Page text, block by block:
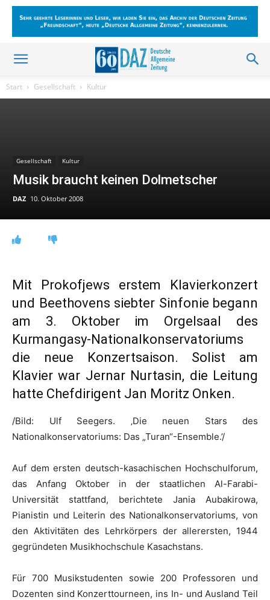
Start Gesellschaft Kultur
Gesellschaft Kultur
Musik braucht keinen Dolmetscher
DAZ 10. Oktober 2008
Mit Prokofjews erstem Klavierkonzert
und Beethovens siebter Sinfonie begann
am 3. Oktober im Orgelsaal des
Kurmangasy-Nationalkonservatoriums
die neue Konzertsaison. Solist am
Klavier war Jernar Nurtasin, die Leitung
hatte Chefdirigent Jan Moritz Onken.
/Bild: Ulf Seegers. ‚Die neuen Stars des
Nationalkonservatoriums: Das „Turan“-Ensemble.’/
Auf dem ersten deutsch-kasachischen Hochschulforum,
das Anfang Oktober in der staatlichen Al-Farabi-
Universität stattfand, berichtete Jania Aubakirowa,
Pianistin und Leiterin des Nationalkonservatoriums, von
den Aktivitäten des Lehrkörpers der allerersten, 1944
gegründeten Musikhochschule Kasachstans.
Für 700 Musikstudenten sowie 200 Professoren und
Dozenten sind Konzerttourneen, ins In- und Ausland Teil